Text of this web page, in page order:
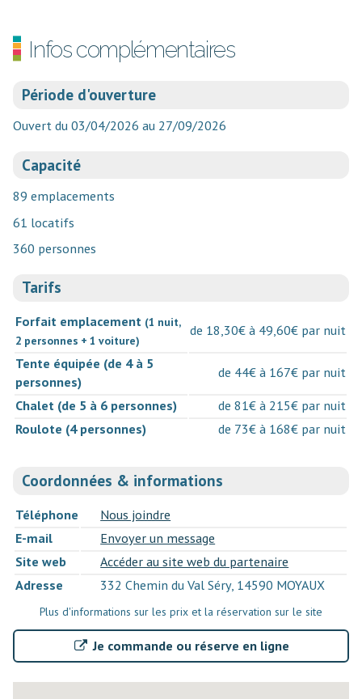
Infos complémentaires
Période d'ouverture
Ouvert du 03/04/2026 au 27/09/2026
Capacité
89 emplacements
61 locatifs
360 personnes
Tarifs
Forfait emplacement (1 nuit,
2 personnes + 1 voiture)
de 18,30€ à 49,60€ par nuit
Tente équipée (de 4 à 5
personnes)
de 44€ à 167€ par nuit
Chalet (de 5 à 6 personnes)
de 81€ à 215€ par nuit
Roulote (4 personnes)
de 73€ à 168€ par nuit
Coordonnées & informations
Téléphone
Nous joindre
E-mail
Envoyer un message
Site web
Accéder au site web du partenaire
Adresse
332 Chemin du Val Séry, 14590 MOYAUX
Plus d'informations sur les prix et la réservation sur le site
Je commande ou réserve en ligne